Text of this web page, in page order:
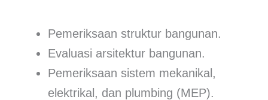
Pemeriksaan struktur bangunan.
Evaluasi arsitektur bangunan.
Pemeriksaan sistem mekanikal,
elektrikal, dan plumbing (MEP).